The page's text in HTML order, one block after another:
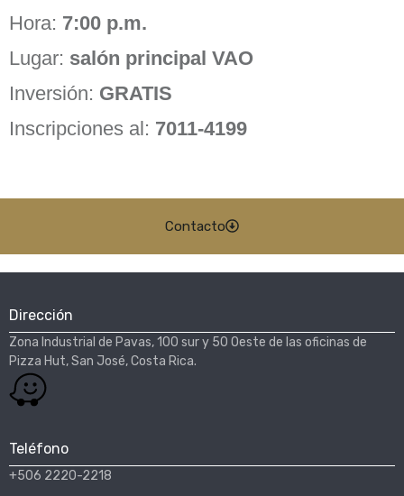
Hora: 7:00 p.m.
Lugar: salón principal VAO
Inversión: GRATIS
Inscripciones al: 7011-4199
Contacto
Dirección
Zona Industrial de Pavas, 100 sur y 50 Oeste de las oficinas de
Pizza Hut, San José, Costa Rica.​
Teléfono
+506 2220-2218